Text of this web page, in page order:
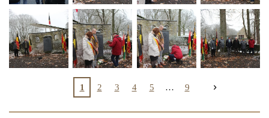
1 2 3 4 5 9